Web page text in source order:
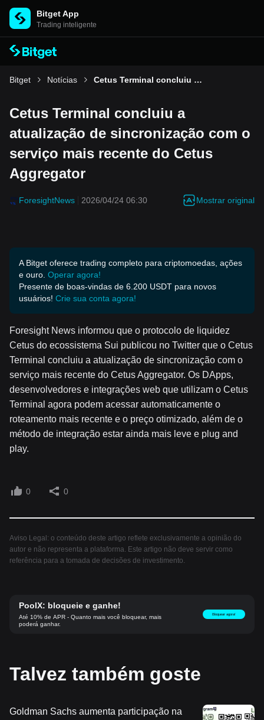
Bitget App
Trading inteligente
Bitget Notícias Cetus Terminal concluiu a atualização de sincronização com o serviço mais recente do Cetus Aggregator
Cetus Terminal concluiu a
atualização de sincronização com o
serviço mais recente do Cetus
Aggregator
ForesightNews 2026/04/24 06:30 Mostrar original
A Bitget oferece trading completo para criptomoedas, ações
e ouro. Operar agora!
Presente de boas-vindas de 6.200 USDT para novos
usuários! Crie sua conta agora!
Foresight News informou que o protocolo de liquidez
Cetus do ecossistema Sui publicou no Twitter que o Cetus
Terminal concluiu a atualização de sincronização com o
serviço mais recente do Cetus Aggregator. Os DApps,
desenvolvedores e integrações web que utilizam o Cetus
Terminal agora podem acessar automaticamente o
roteamento mais recente e o preço otimizado, além de o
método de integração estar ainda mais leve e plug and
play.
0 0
Aviso Legal: o conteúdo deste artigo reflete exclusivamente a opinião do
autor e não representa a plataforma. Este artigo não deve servir como
referência para a tomada de decisões de investimento.
PoolX: bloqueie e ganhe!
Até 10% de APR - Quanto mais você bloquear, mais
poderá ganhar.
Bloquear agora!
Talvez também goste
Goldman Sachs aumenta participação na